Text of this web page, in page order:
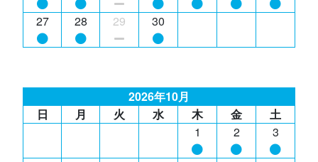
27 28 29 30
2026年10月
日
月 火 水 木 金
土
1
2 3